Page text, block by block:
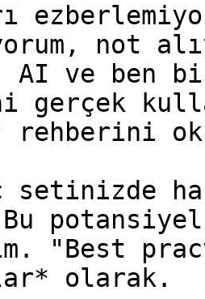
not
AI ve ben
gerçek
rehberini
setinizde
Bu
"Best
olarak.